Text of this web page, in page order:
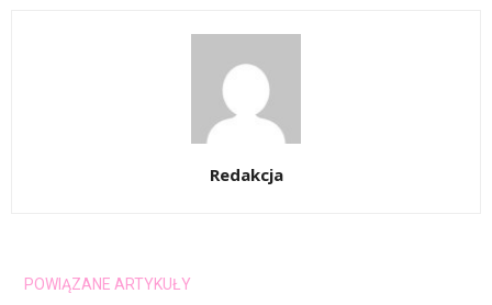
Redakcja
POWIĄZANE ARTYKUŁY